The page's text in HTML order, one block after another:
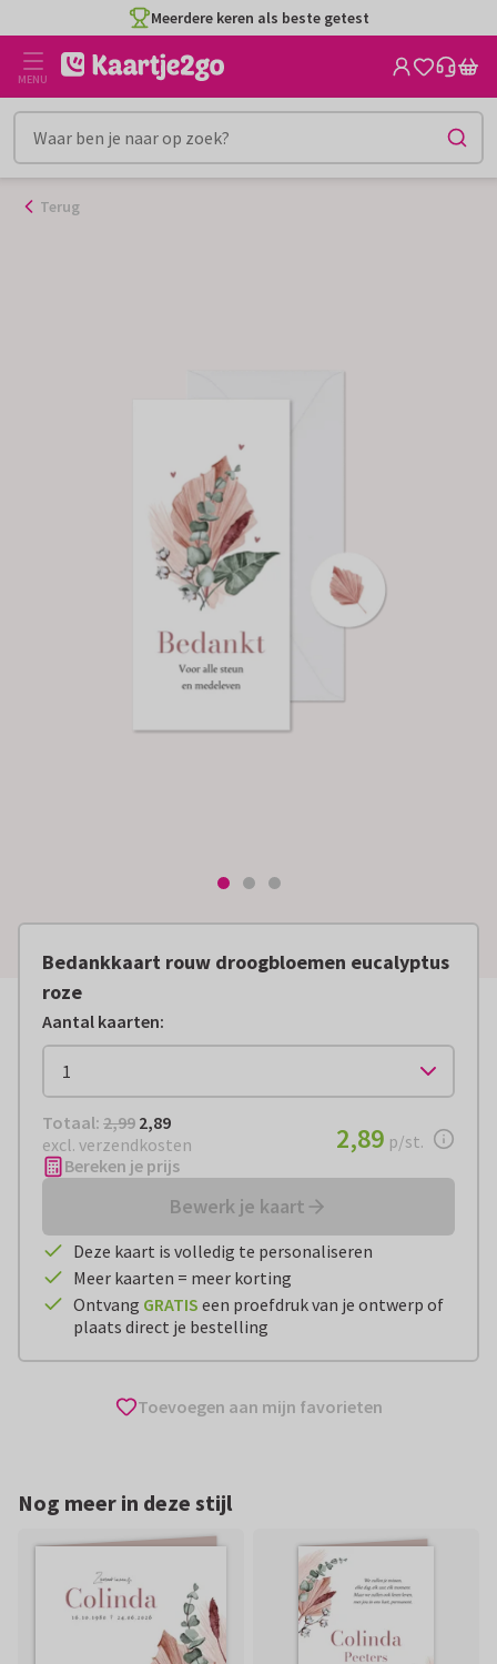
naar
inhoud
Meerdere keren als beste getest
MENU
Terug
Bedankkaart rouw droogbloemen eucalyptus
roze
Aantal kaarten:
Totaal: € 2,89
Totaal: 2,99 2,89
excl. verzendkosten
€ 2,89per stuk
2,89 p/st.
Bereken je prijs
Bewerk je kaart
Deze kaart is volledig te personaliseren
Meer kaarten = meer korting
Ontvang GRATIS een proefdruk van je ontwerp of
plaats direct je bestelling
Toevoegen aan mijn favorieten
Nog meer in deze stijl